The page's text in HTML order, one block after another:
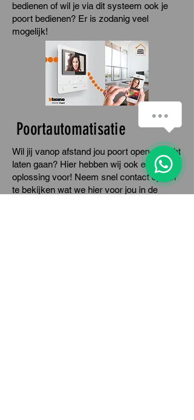
bedienen of wil je via dit systeem ook je
poort bedienen? Er is zodanig veel
mogelijk!
Poortautomatisatie
Wil jij vanop afstand jou poort open of dicht
laten gaan? Hier hebben wij ook een
oplossing voor! Neem snel contact op om
te bekijken wat we hier voor jou in de